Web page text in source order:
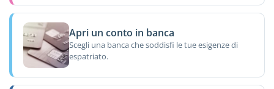
Apri un conto in banca
Scegli una banca che soddisfi le tue esigenze di
espatriato.